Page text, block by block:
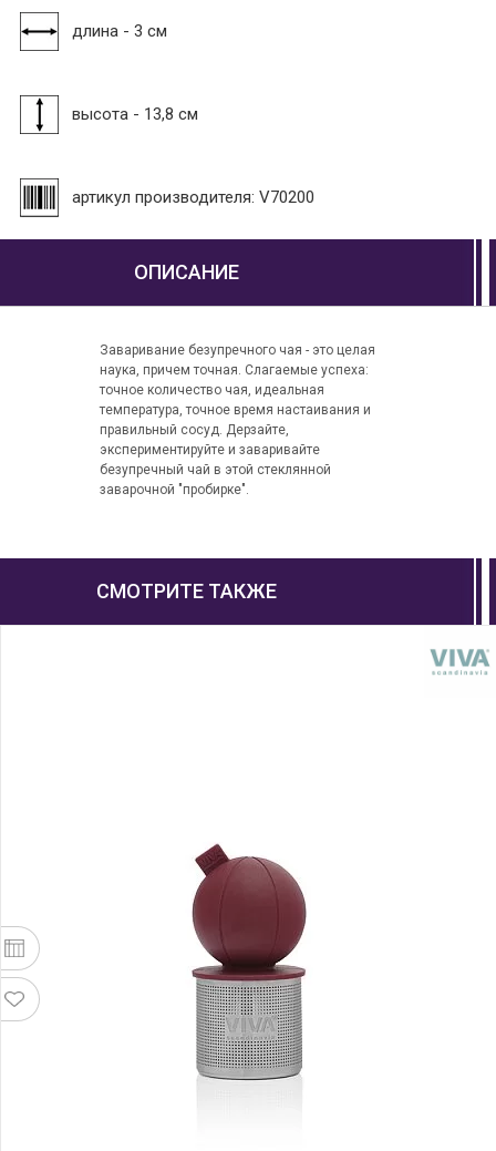
длина - 3 см
высота - 13,8 см
артикул производителя: V70200
ОПИСАНИЕ
Заваривание безупречного чая - это целая
наука, причем точная. Слагаемые успеха:
точное количество чая, идеальная
температура, точное время настаивания и
правильный сосуд. Дерзайте,
экспериментируйте и заваривайте
безупречный чай в этой стеклянной
заварочной "пробирке".
СМОТРИТЕ ТАКЖЕ